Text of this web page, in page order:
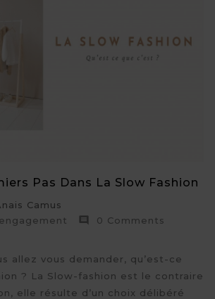
Pas Dans La Slow Fashion
Camus

0 Comments
allez vous demander, qu’est-ce
? La Slow-fashion est le contraire
elle résulte d’un choix délibéré